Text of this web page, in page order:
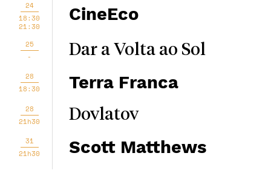
24
18:30
21:30
CineEco
25
-
Dar a Volta ao Sol
28
18:30
Terra Franca
28
21h30
Dovlatov
31
21h30
Scott Matthews